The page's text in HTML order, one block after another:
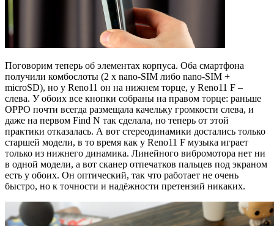
Поговорим теперь об элементах корпуса. Оба смартфона
получили комбослоты (2 x nano-SIM либо nano-SIM +
microSD), но у Reno11 он на нижнем торце, у Reno11 F –
слева. У обоих все кнопки собраны на правом торце: раньше
OPPO почти всегда размещала качельку громкости слева, и
даже на первом Find N так сделала, но теперь от этой
практики отказалась. А вот стереодинамики достались только
старшей модели, в то время как у Reno11 F музыка играет
только из нижнего динамика. Линейного вибромотора нет ни
в одной модели, а вот сканер отпечатков пальцев под экраном
есть у обоих. Он оптический, так что работает не очень
быстро, но к точности и надёжности претензий никаких.